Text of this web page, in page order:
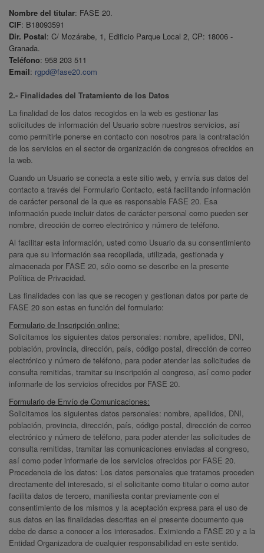
Nombre del titular: FASE 20.
CIF: B18093591
Dir. Postal: C/ Mozárabe, 1, Edificio Parque Local 2, CP: 18006 -
Granada.
Teléfono: 958 203 511
Email: rgpd@fase20.com
2.- Finalidades del Tratamiento de los Datos
La finalidad de los datos recogidos en la web es gestionar las
solicitudes de información del Usuario sobre nuestros servicios, así
como permitirle ponerse en contacto con nosotros para la contratación
de los servicios en el sector de organización de congresos ofrecidos en
la web.
Cuando un Usuario se conecta a este sitio web, y envía sus datos del
contacto a través del Formulario Contacto, está facilitando información
de carácter personal de la que es responsable FASE 20. Esa
información puede incluir datos de carácter personal como pueden ser
nombre, dirección de correo electrónico y número de teléfono.
Al facilitar esta información, usted como Usuario da su consentimiento
para que su información sea recopilada, utilizada, gestionada y
almacenada por FASE 20, sólo como se describe en la presente
Política de Privacidad.
Las finalidades con las que se recogen y gestionan datos por parte de
FASE 20 son estas en función del formulario:
Formulario de Inscripción online:
Solicitamos los siguientes datos personales: nombre, apellidos, DNI,
población, provincia, dirección, país, código postal, dirección de correo
electrónico y número de teléfono, para poder atender las solicitudes de
consulta remitidas, tramitar su inscripción al congreso, así como poder
informarle de los servicios ofrecidos por FASE 20.
Formulario de Envío de Comunicaciones:
Solicitamos los siguientes datos personales: nombre, apellidos, DNI,
población, provincia, dirección, país, código postal, dirección de correo
electrónico y número de teléfono, para poder atender las solicitudes de
consulta remitidas, tramitar las comunicaciones enviadas al congreso,
así como poder informarle de los servicios ofrecidos por FASE 20.
Procedencia de los datos: Los datos personales que tratamos proceden
directamente del interesado, si el solicitante como titular o como autor
facilita datos de tercero, manifiesta contar previamente con el
consentimiento de los mismos y la aceptación expresa para el uso de
sus datos en las finalidades descritas en el presente documento que
debe de darse a conocer a los interesados. Eximiendo a FASE 20 y a la
Entidad Organizadora de cualquier responsabilidad en este sentido.